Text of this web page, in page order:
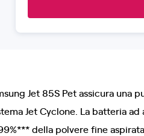
Jet 85S Pet assicura una
Jet Cyclone. La batteria
della polvere fine